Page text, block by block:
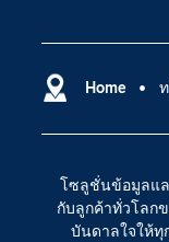
Home
โซลูชั่นข้อมูลแล
กับลูกค้าทั่วโลก
บันดาลใจให้ทุ